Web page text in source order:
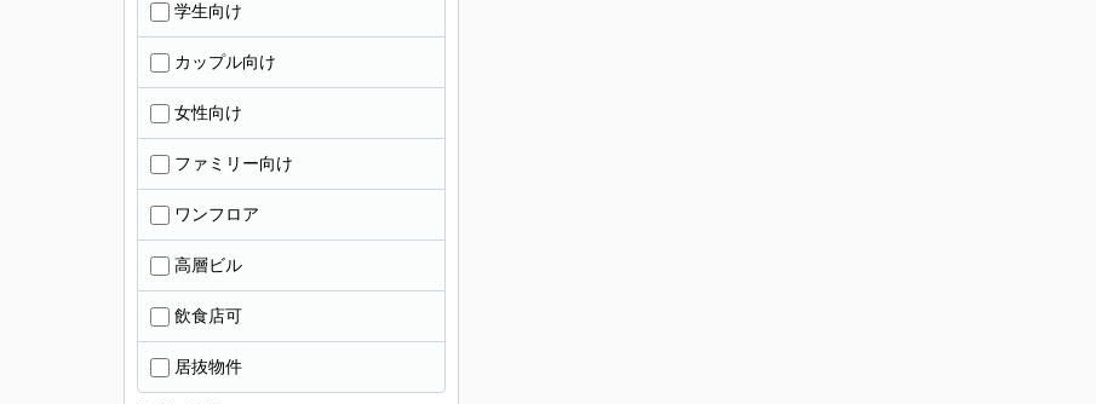
学生向け
カップル向け
女性向け
ファミリー向け
ワンフロア
高層ビル
飲食店可
居抜物件